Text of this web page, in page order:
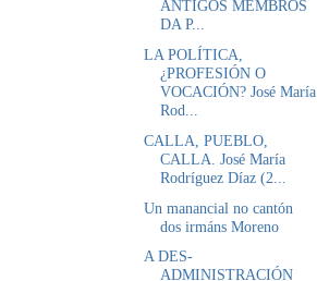
ANTIGOS MEMBROS
DA P...
LA POLÍTICA,
¿PROFESIÓN O
VOCACIÓN? José María
Rod...
CALLA, PUEBLO,
CALLA. José María
Rodríguez Díaz (2...
Un manancial no cantón
dos irmáns Moreno
A DES-
ADMINISTRACIÓN